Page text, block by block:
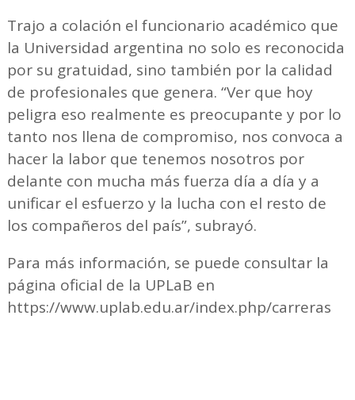
Trajo a colación el funcionario académico que
la Universidad argentina no solo es reconocida
por su gratuidad, sino también por la calidad
de profesionales que genera. “Ver que hoy
peligra eso realmente es preocupante y por lo
tanto nos llena de compromiso, nos convoca a
hacer la labor que tenemos nosotros por
delante con mucha más fuerza día a día y a
unificar el esfuerzo y la lucha con el resto de
los compañeros del país”, subrayó.
Para más información, se puede consultar la
página oficial de la UPLaB en
https://www.uplab.edu.ar/index.php/carreras